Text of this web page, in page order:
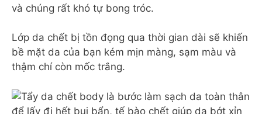
và chúng rất khó tự bong tróc.
Lớp da chết bị tồn đọng qua thời gian dài sẽ khiến
bề mặt da của bạn kém mịn màng, sạm màu và
thậm chí còn mốc trắng.